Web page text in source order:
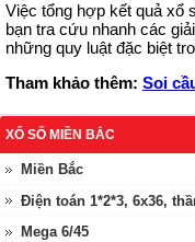
Việc tổng hợp kết quả xổ
bạn tra cứu nhanh các
những quy luật đặc biệt
Tham khảo thêm: Soi
XỔ SỐ MIỀN BẮC
Miền Bắc
Điện toán 1*2*3, 6x36,
Mega 6/45